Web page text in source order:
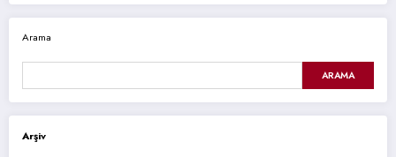
Arama
ARAMA
Arşiv